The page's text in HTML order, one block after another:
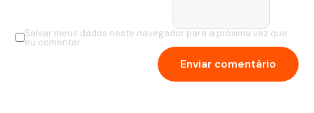
Salvar meus dados neste navegador para a próxima vez que
eu comentar.